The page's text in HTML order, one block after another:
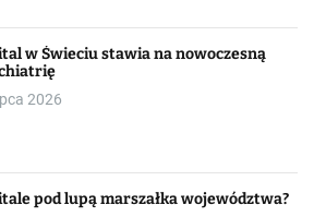
w Świeciu stawia na nowoczesną
2026
pod lupą marszałka województwa?